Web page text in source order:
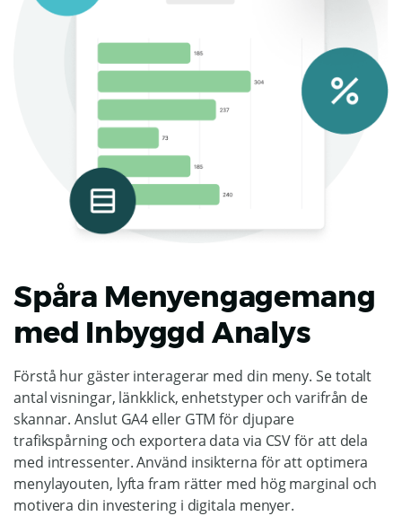
Spåra Menyengagemang
med Inbyggd Analys
Förstå hur gäster interagerar med din meny. Se totalt
antal visningar, länkklick, enhetstyper och varifrån de
skannar. Anslut GA4 eller GTM för djupare
trafikspårning och exportera data via CSV för att dela
med intressenter. Använd insikterna för att optimera
menylayouten, lyfta fram rätter med hög marginal och
motivera din investering i digitala menyer.